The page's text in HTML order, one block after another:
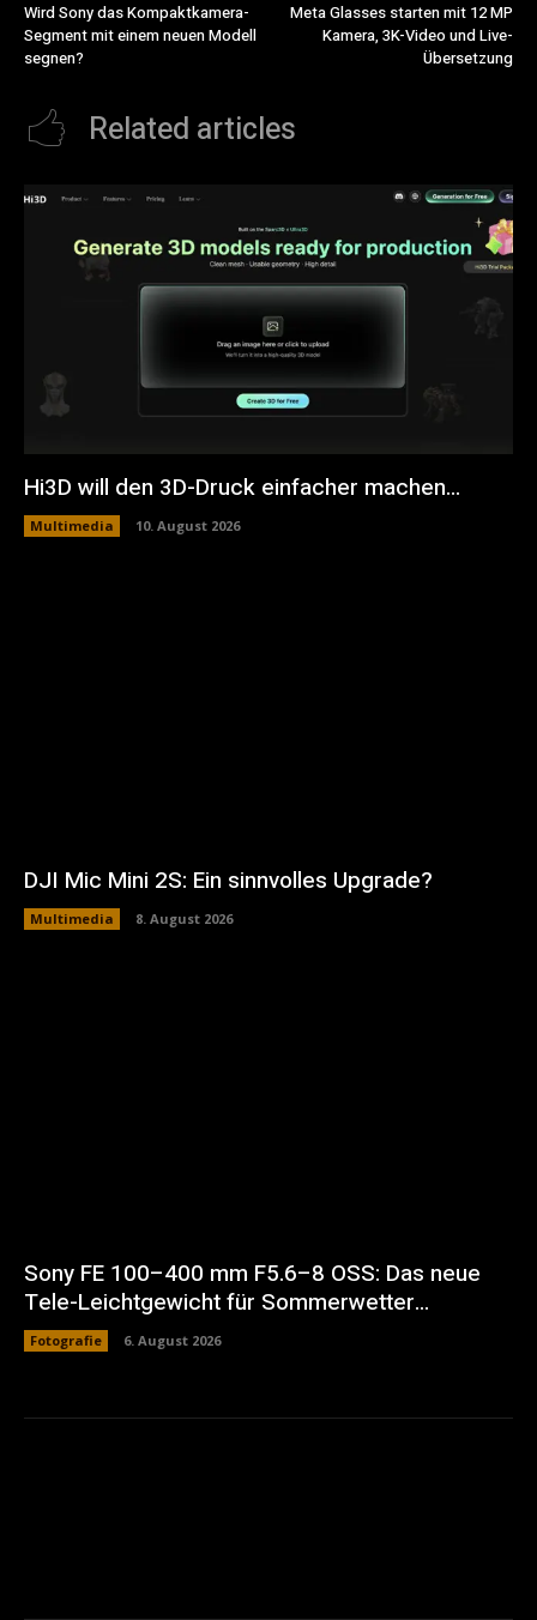
Wird Sony das Kompaktkamera-
Segment mit einem neuen Modell
segnen?
Meta Glasses starten mit 12 MP
Kamera, 3K-Video und Live-
Übersetzung
Related articles
Hi3D will den 3D-Druck einfacher machen…
Multimedia 10. August 2026
DJI Mic Mini 2S: Ein sinnvolles Upgrade?
Multimedia 8. August 2026
Sony FE 100–400 mm F5.6–8 OSS: Das neue
Tele-Leichtgewicht für Sommerwetter…
Fotografie 6. August 2026